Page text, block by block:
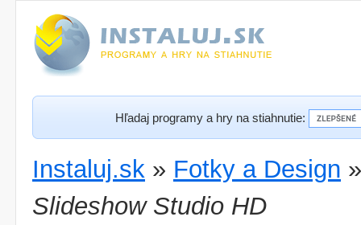
Hľadaj programy a hry na stiahnutie:
Instaluj.sk » Fotky a Design
Slideshow Studio HD